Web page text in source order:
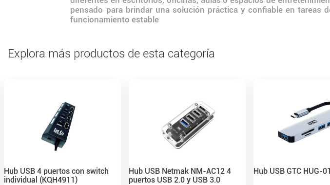
pensado para brindar una solución práctica y confiable en tareas
funcionamiento estable
Explora más productos de esta categoría
Hub USB 4 puertos con switch
individual (KQH4911)
Hub USB Netmak NM-AC12 4
puertos USB 2.0 y USB 3.0
Hub USB GTC HUG-